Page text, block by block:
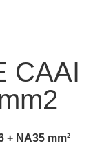
CAAI
+ NA35 mm²